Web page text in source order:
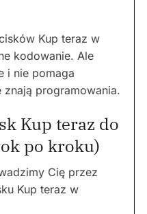
Kup teraz w
kodowanie. Ale
i nie pomaga
programowania.
Kup teraz do
po kroku)
Cię przez
Kup teraz w